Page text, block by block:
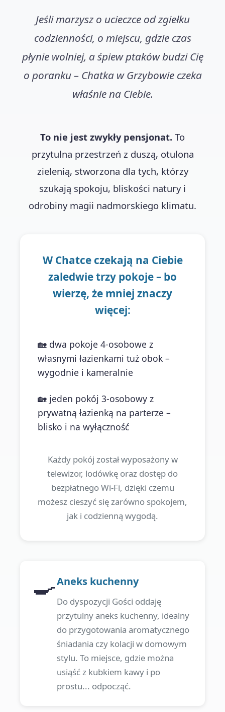
Jeśli marzysz o ucieczce od zgiełku
codzienności, o miejscu, gdzie czas
płynie wolniej, a śpiew ptaków budzi Cię
o poranku – Chatka w Grzybowie czeka
właśnie na Ciebie.
To nie jest zwykły pensjonat. To
przytulna przestrzeń z duszą, otulona
zielenią, stworzona dla tych, którzy
szukają spokoju, bliskości natury i
odrobiny magii nadmorskiego klimatu.
W Chatce czekają na Ciebie
zaledwie trzy pokoje – bo
wierzę, że mniej znaczy
więcej:
🏡 dwa pokoje 4-osobowe z
własnymi łazienkami tuż obok –
wygodnie i kameralnie
🏡 jeden pokój 3-osobowy z
prywatną łazienką na parterze –
blisko i na wyłączność
Każdy pokój został wyposażony w
telewizor, lodówkę oraz dostęp do
bezpłatnego Wi-Fi, dzięki czemu
możesz cieszyć się zarówno spokojem,
jak i codzienną wygodą.
🍳Aneks kuchenny
Do dyspozycji Gości oddaję
przytulny aneks kuchenny, idealny
do przygotowania aromatycznego
śniadania czy kolacji w domowym
stylu. To miejsce, gdzie można
usiąść z kubkiem kawy i po
prostu... odpocząć.